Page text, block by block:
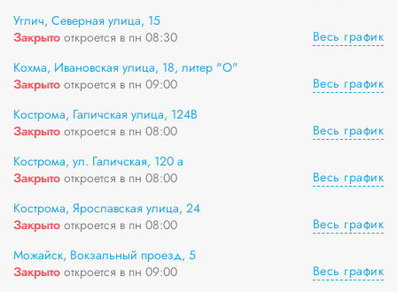
Углич, Северная улица, 15
Закрыто откроется в пн 08:30
Весь график
Кохма, Ивановская улица, 18, литер "О"
Закрыто откроется в пн 09:00
Весь график
Кострома, Галичская улица, 124В
Закрыто откроется в пн 08:00
Весь график
Кострома, ул. Галичская, 120 а
Закрыто откроется в пн 08:00
Весь график
Кострома, Ярославская улица, 24
Закрыто откроется в пн 08:00
Весь график
Можайск, Вокзальный проезд, 5
Закрыто откроется в пн 09:00
Весь график